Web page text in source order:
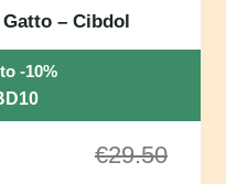
– Cibdol
-10%
€29.50